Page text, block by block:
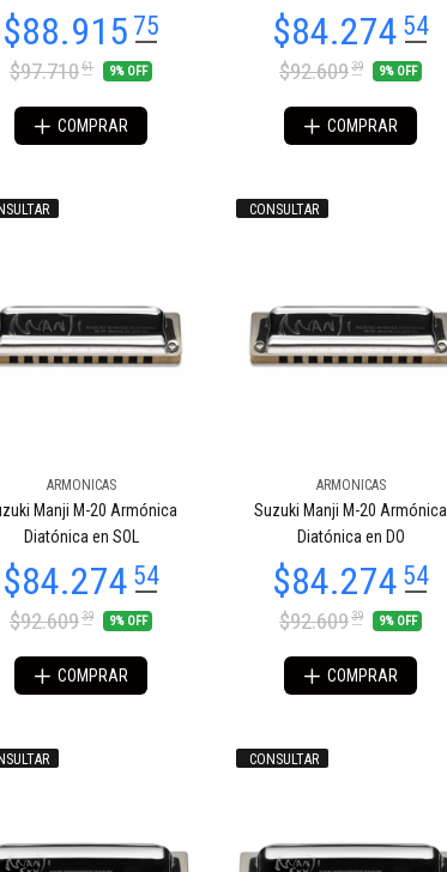
$97.71061 9% OFF
COMPRAR
$92.60939 9% OFF
COMPRAR
ARMONICAS
Manji M-20 Armónica
Diatónica en SOL
$92.60939 9% OFF
COMPRAR
CONSULTAR
ARMONICAS
Suzuki Manji M-20 Armónica
Diatónica en DO
$92.60939 9% OFF
COMPRAR
CONSULTAR